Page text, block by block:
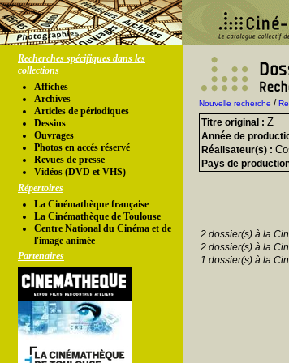
Recherches spécifiques dans les
collections
Affiches
Archives
Articles de périodiques
Dessins
Ouvrages
Photos en accés réservé
Revues de presse
Vidéos (DVD et VHS)
Répertoires
La Cinémathèque française
La Cinémathèque de Toulouse
Centre National du Cinéma et de
l'image animée
Partenaires
Nouvelle recherche /
Titre original : Z
Année de
Réalisateur(s) :
Pays de
2 dossier(s) à la
2 dossier(s) à la
1 dossier(s) à la